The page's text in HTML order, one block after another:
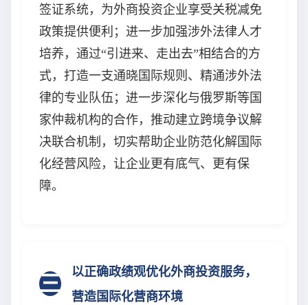
签证系统，为外商投资企业享受关税减免
政策提供便利；进一步加强涉外法律人才
培养，通过“引进来、走出去”相结合的方
式，打造一支通晓国际规则、精通涉外法
律的专业队伍；进一步深化与俄罗斯等国
家仲裁机构的合作，推动建立跨境争议解
决联合机制，切实帮助企业防范化解国际
化经营风险，让企业更有底气、更有保
障。
三
以正确政绩观优化外商投资服务，
营造国际化营商环境